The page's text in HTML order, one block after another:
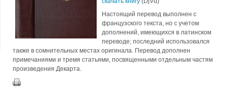
Настоящий перевод выполнен с
французского текста, но с учетом
дополнений, имеющихся в латинском
переводе; последний использовался
также в сомнительных местах оригинала. Перевод дополнен
примечаниями и тремя статьями, посвященными отдельным частям
произведения Декарта.